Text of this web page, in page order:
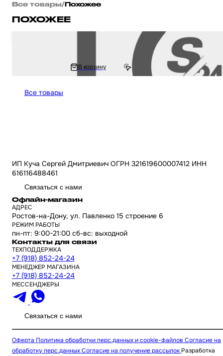
Все товары/Похожее
ПОХОЖЕЕ
Датчик холла на мотоцикл / скутер / эндуро Suzuki LET'S / Сузуки
В корзину
Все товары
ИП Куча Сергей Дмитриевич ОГРН 321619600007412 ИНН
616116488461
Связаться с нами
Офлайн-магазин
АДРЕС
Ростов-на-Дону, ул. Павленко 15 строение 6
РЕЖИМ РАБОТЫ
пн-пт: 9:00-21:00 сб-вс: выходной
Контакты для связи
ТЕХПОДДЕРЖКА
+7 (918) 852-24-24
МЕНЕДЖЕР МАГАЗИНА
+7 (918) 852-24-24
МЕССЕНДЖЕРЫ
Связаться с нами
Оферта Политика обработки перс.данных и cookie-файлов Согласие на
обработку перс.данныхСогласие на получение рассылок Разработка